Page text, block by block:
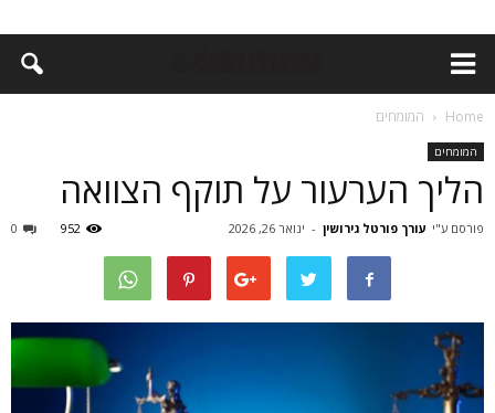
Home המומחים
המומחים
הליך הערעור על תוקף הצוואה
פורסם ע"י עורך פורטל גירושין - ינואר 26, 2026 0 952